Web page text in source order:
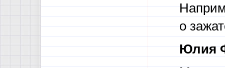
о
Юлия